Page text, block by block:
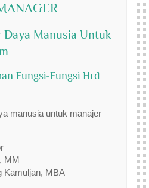
Daya Manusia Untuk
Fungsi-Fungsi Hrd
MM
Kamuljan, MBA